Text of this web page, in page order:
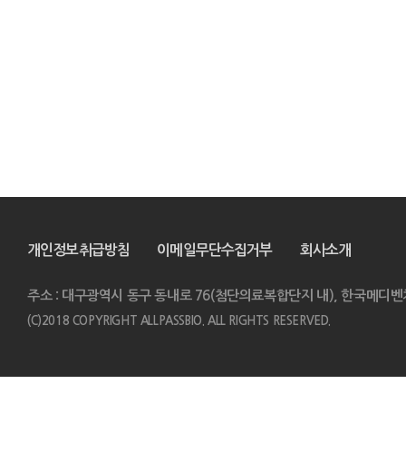
개인정보취급방침 이메일무단수집거부 회사소개
주소 : 대구광역시 동구 동내로 76(첨단의료복합단지 내), 한국메디
(C)2018 COPYRIGHT ALLPASSBIO. ALL RIGHTS RESERVED.